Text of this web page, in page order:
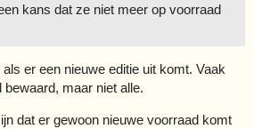
kans dat ze niet meer op voorraad
er een nieuwe editie uit komt. Vaak
bewaard, maar niet alle.
dat er gewoon nieuwe voorraad komt